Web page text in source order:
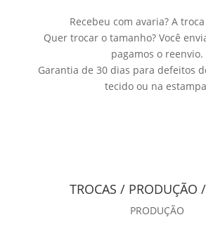
Recebeu com avaria? A
Quer trocar o tamanho? Você
pagamos o reenvio.
Garantia de 30 dias para defeitos
tecido ou na
TROCAS / PRODUÇÃO
PRODUÇÃO